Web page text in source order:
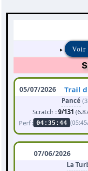
Voir
05/07/2026 Trail
Pancé
Scratch :9/131
Perf : 04:35:44
07/06/2026
La